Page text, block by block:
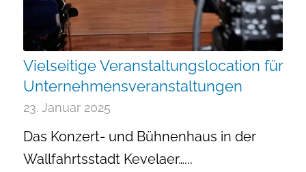
Vielseitige Veranstaltungslocation für
Unternehmensveranstaltungen
23. Januar 2025
Das Konzert- und Bühnenhaus in der
Wallfahrtsstadt Kevelaer…...